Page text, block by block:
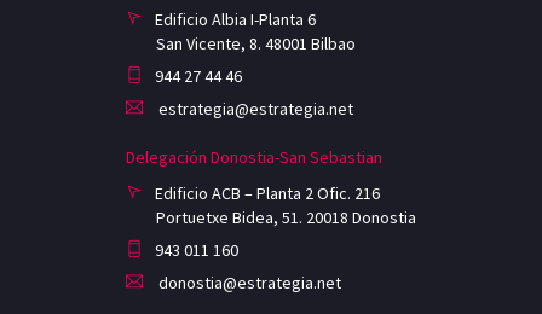
Edificio Albia I-Planta 6
San Vicente, 8. 48001 Bilbao
944 27 44 46
estrategia@estrategia.net
Delegación Donostia-San Sebastian
Edificio ACB – Planta 2 Ofic. 216
Portuetxe Bidea, 51. 20018 Donostia
943 011 160
donostia@estrategia.net